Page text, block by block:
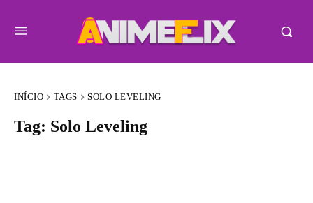
INÍCIO TAGS SOLO LEVELING
Tag: Solo Leveling